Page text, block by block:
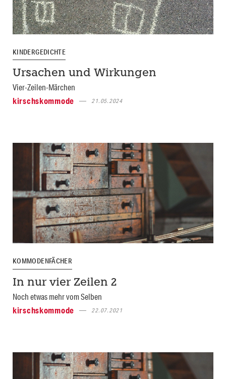
KINDERGEDICHTE
Ursachen und Wirkungen
Vier-Zeilen-Märchen
kirschskommode
21.05.2024
KOMMODENFÄCHER
In nur vier Zeilen 2
Noch etwas mehr vom Selben
kirschskommode
22.07.2021